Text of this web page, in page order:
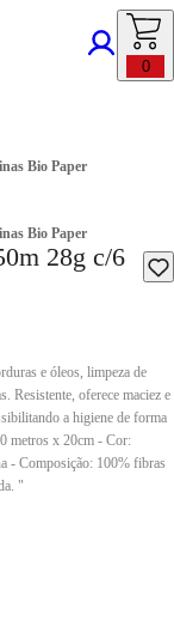
0
Bio Paper
Bio Paper
28g c/6
e óleos, limpeza de
Resistente, oferece maciez e
a higiene de forma
metros x 20cm - Cor:
- Composição: 100% fibras
"